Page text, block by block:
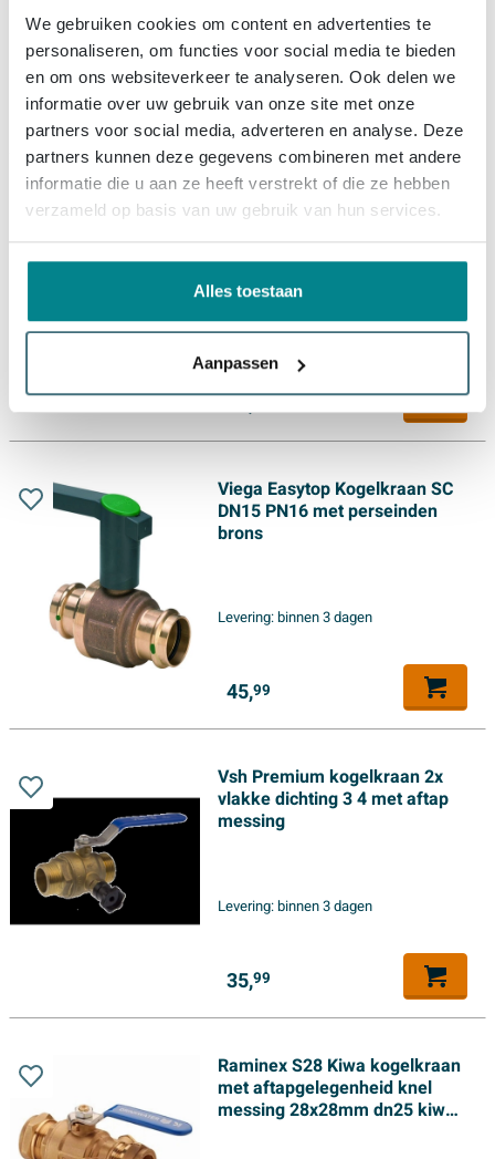
We gebruiken cookies om content en advertenties te
personaliseren, om functies voor social media te bieden
en om ons websiteverkeer te analyseren. Ook delen we
informatie over uw gebruik van onze site met onze
partners voor social media, adverteren en analyse. Deze
partners kunnen deze gegevens combineren met andere
informatie die u aan ze heeft verstrekt of die ze hebben
verzameld op basis van uw gebruik van hun services.
Alles toestaan
Aanpassen
Levering: binnen 3 dagen
22,99
Raminex S28 Kiwa kogelkraan
blind knelxwartel messing
22x3/4 dn15 kiwa hendel
blauw
Levering:binnen 3 dagen
45,99
Viega Easytop Kogelkraan SC
DN15 PN16 met perseinden
brons
Levering:binnen 3 dagen
45,99
Vsh Premium kogelkraan 2x
vlakke dichting 3 4 met aftap
messing
Levering:binnen 3 dagen
35,99
Raminex S28 Kiwa kogelkraan
met aftapgelegenheid knel
messing 28x28mm dn25 kiwa